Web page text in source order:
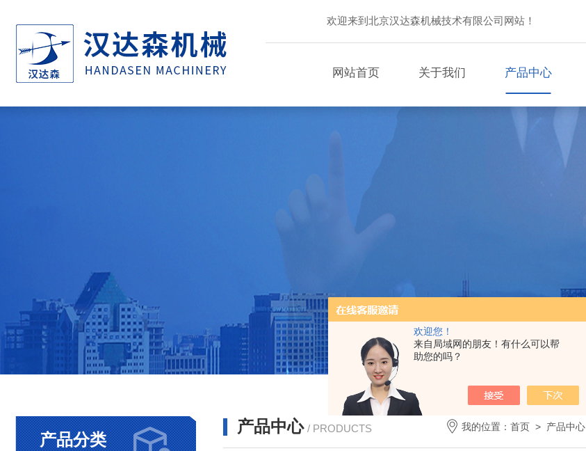
欢迎您！
来自局域网的朋友！有什么可以帮
助您的吗？
欢迎来到北京汉达森机械技术有限公司网站！
网站首页 关于我们 产品中心
产品分类
产品中心 / PRODUCTS 我的位置： 首页 > 产品中心